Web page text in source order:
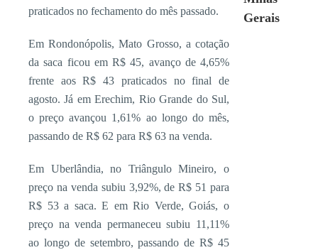
praticados no fechamento do mês passado.
Em Rondonópolis, Mato Grosso, a cotação
da saca ficou em R$ 45, avanço de 4,65%
frente aos R$ 43 praticados no final de
agosto. Já em Erechim, Rio Grande do Sul,
o preço avançou 1,61% ao longo do mês,
passando de R$ 62 para R$ 63 na venda.
Em Uberlândia, no Triângulo Mineiro, o
preço na venda subiu 3,92%, de R$ 51 para
R$ 53 a saca. E em Rio Verde, Goiás, o
preço na venda permaneceu subiu 11,11%
ao longo de setembro, passando de R$ 45
Gerais